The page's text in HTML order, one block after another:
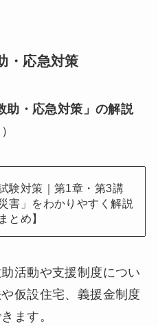
・応急対策
・応急対策」の解説
）
験対策｜第1章・第3講
災害」をわかりやすく解説
とめ】
活動や支援制度につい
仮設住宅、義援金制度
ます。